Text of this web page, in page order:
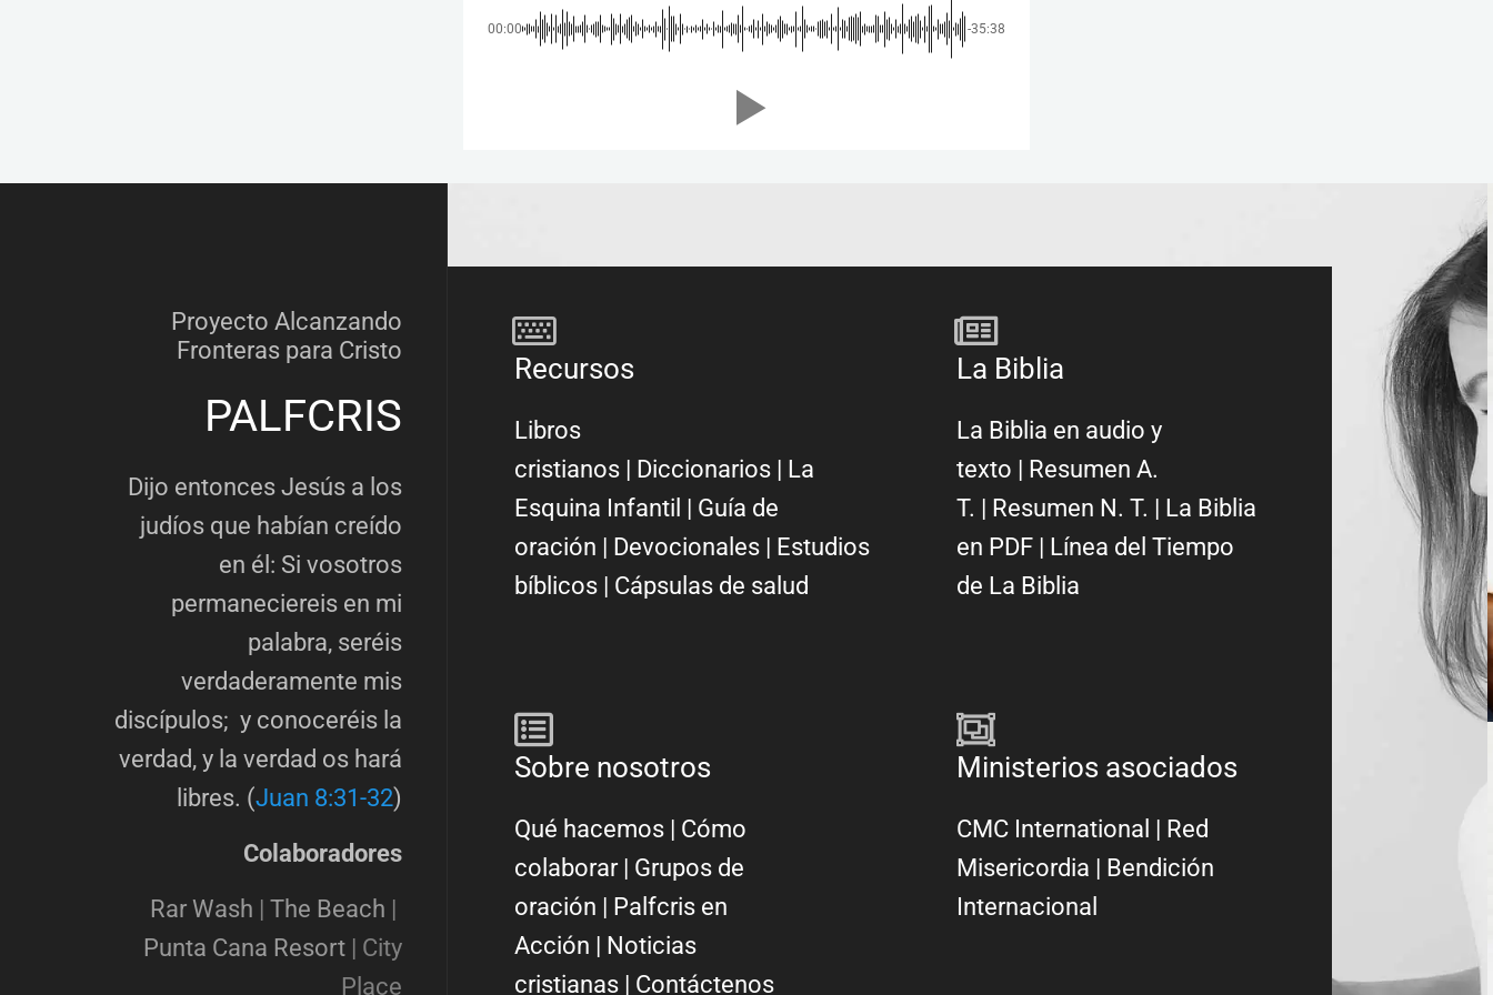
00:00 -35:38
Proyecto Alcanzando
Fronteras para Cristo
PALFCRIS
Dijo entonces Jesús a los
judíos que habían creído
en él: Si vosotros
permaneciereis en mi
palabra, seréis
verdaderamente mis
discípulos; y conoceréis la
verdad, y la verdad os hará
libres. (Juan 8:31-32)
Colaboradores
Rar Wash
The Beach
Punta Cana Resort| City
Place
Recursos
Libros
cristianos| Diccionarios| La
Esquina Infantil | Guía de
oración | Devocionales| Estudios
bíblicos| Cápsulas de salud
La Biblia
La Biblia en audio y
texto | Resumen A.
T. | Resumen N. T. | La Biblia
en PDF| Línea del Tiempo
de La Biblia
Sobre nosotros
Qué hacemos| Cómo
colaborar| Grupos de
oración | Palfcris en
Acción | Noticias
cristianas| Contáctenos
Ministerios asociados
CMC International | Red
Misericordia | Bendición
Internacional